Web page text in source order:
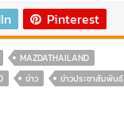
Pinterest
MAZDATHAILAND
ข่าว
ข่าวประชาสัมพันธ์